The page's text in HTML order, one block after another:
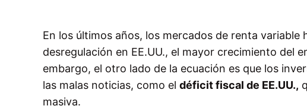
En los últimos años, los mercados de renta
desregulación en EE.UU., el mayor crecimiento del
embargo, el otro lado de la ecuación es que los
las malas noticias, como el déficit fiscal de EE.UU.,
masiva.